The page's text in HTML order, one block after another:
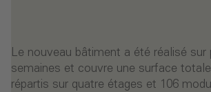
Le nouveau bâtiment a été réalisé sur
semaines et couvre une surface
répartis sur quatre étages et 106